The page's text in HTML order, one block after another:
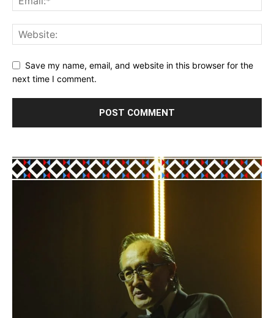
Save my name, email, and website in this browser for the
next time I comment.